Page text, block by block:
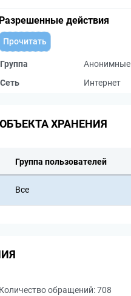
Разрешенные действия
Прочитать
Группа
Анонимные
Сеть
Интернет
ХРАНЕНИЯ
Группа пользователей
Все
Количество обращений:708